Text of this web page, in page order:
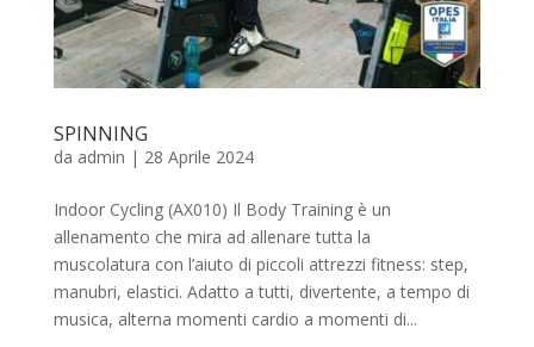
SPINNING
da admin | 28 Aprile 2024
Indoor Cycling (AX010) Il Body Training è un
allenamento che mira ad allenare tutta la
muscolatura con l’aiuto di piccoli attrezzi fitness: step,
manubri, elastici. Adatto a tutti, divertente, a tempo di
musica, alterna momenti cardio a momenti di...